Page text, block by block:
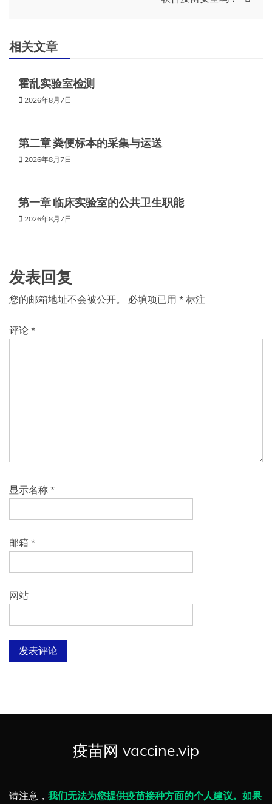
航
相关文章
霍乱实验室检测
2026年8月7日
第二章 粪便标本的采集与运送
2026年8月7日
第一章 临床实验室的公共卫生职能
2026年8月7日
发表回复
您的邮箱地址不会被公开。 必填项已用 * 标注
评论 *
显示名称 *
邮箱 *
网站
疫苗网 vaccine.vip
请注意， 我们无法为您提供疫苗接种方面的个人建议。如果